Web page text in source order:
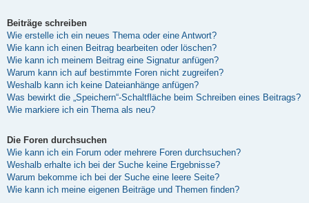
Beiträge schreiben
Wie erstelle ich ein neues Thema oder eine Antwort?
Wie kann ich einen Beitrag bearbeiten oder löschen?
Wie kann ich meinem Beitrag eine Signatur anfügen?
Warum kann ich auf bestimmte Foren nicht zugreifen?
Weshalb kann ich keine Dateianhänge anfügen?
Was bewirkt die „Speichern“-Schaltfläche beim Schreiben eines Beitrags?
Wie markiere ich ein Thema als neu?
Die Foren durchsuchen
Wie kann ich ein Forum oder mehrere Foren durchsuchen?
Weshalb erhalte ich bei der Suche keine Ergebnisse?
Warum bekomme ich bei der Suche eine leere Seite?
Wie kann ich meine eigenen Beiträge und Themen finden?